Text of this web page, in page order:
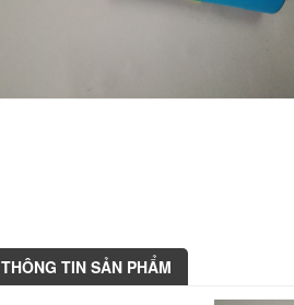
THÔNG TIN SẢN PHẨM